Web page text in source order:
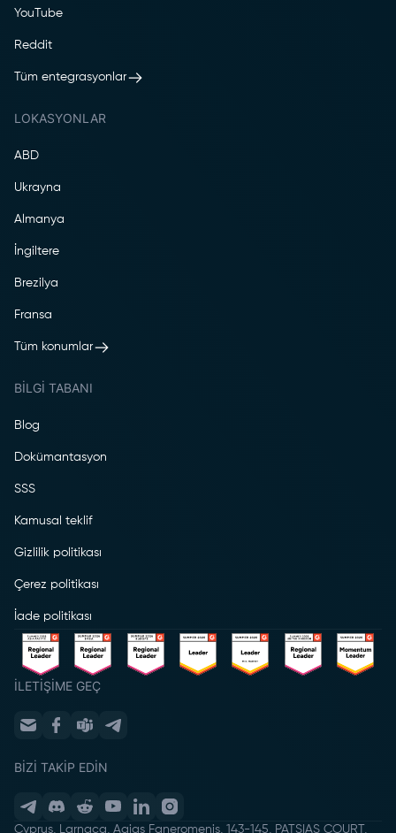
YouTube
Reddit
Tüm entegrasyonlar
LOKASYONLAR
ABD
Ukrayna
Almanya
İngiltere
Brezilya
Fransa
Tüm konumlar
BILGI TABANI
Blog
Dokümantasyon
SSS
Kamusal teklif
Gizlilik politikası
Çerez politikası
İade politikası
İLETIŞIME GEÇ
BIZI TAKIP EDIN
Cyprus, Larnaca, Agias Faneromenis, 143-145, PATSIAS COURT,